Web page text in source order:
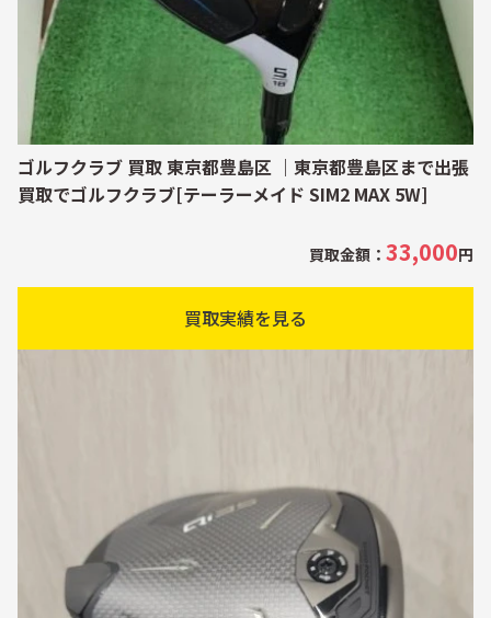
ゴルフクラブ 買取 東京都豊島区 ｜東京都豊島区まで出張
買取でゴルフクラブ[テーラーメイド SIM2 MAX 5W]
買取金額： 33,000円
買取実績を見る